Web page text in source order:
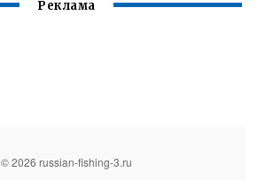
Реклама
© 2026 russian-fishing-3.ru